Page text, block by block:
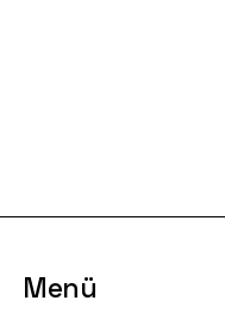
Menü